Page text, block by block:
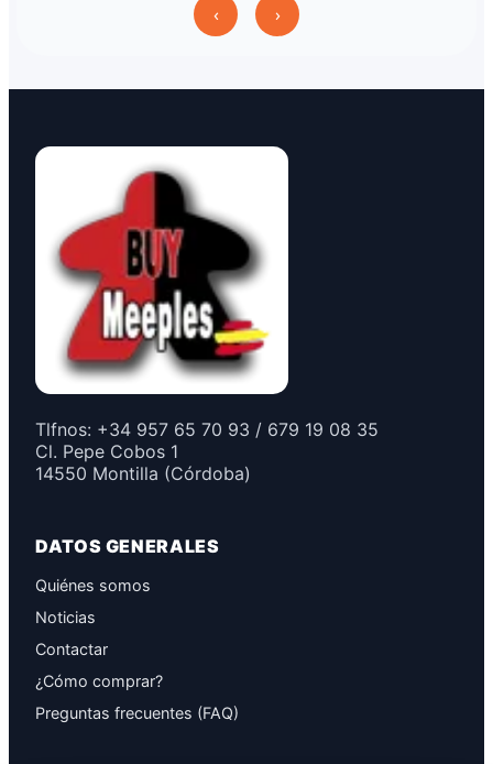
‹ ›
Tlfnos: +34 957 65 70 93 / 679 19 08 35
Cl. Pepe Cobos 1
14550 Montilla (Córdoba)
DATOS GENERALES
Quiénes somos
Noticias
Contactar
¿Cómo comprar?
Preguntas frecuentes (FAQ)